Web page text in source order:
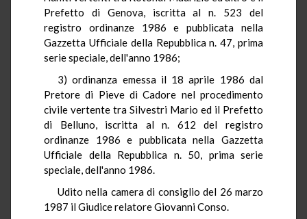
Prefetto di Genova, iscritta al n. 523 del
registro ordinanze 1986 e pubblicata nella
Gazzetta Ufficiale della Repubblica n. 47, prima
serie speciale, dell'anno 1986;
3) ordinanza emessa il 18 aprile 1986 dal
Pretore di Pieve di Cadore nel procedimento
civile vertente tra Silvestri Mario ed il Prefetto
di Belluno, iscritta al n. 612 del registro
ordinanze 1986 e pubblicata nella Gazzetta
Ufficiale della Repubblica n. 50, prima serie
speciale, dell'anno 1986.
Udito nella camera di consiglio del 26 marzo
1987 il Giudice relatore Giovanni Conso.